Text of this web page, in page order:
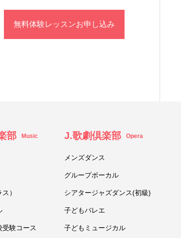
無料体験レッスンお申し込み
部 Music
）
験コース
J.歌劇倶楽部 Opera
メンズダンス
グループボーカル
シアタージャズダンス(初級)
子どもバレエ
子どもミュージカル